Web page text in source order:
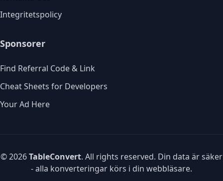
Integritetspolicy
Sponsorer
Find Referral Code & Link
Cheat Sheets for Developers
Your Ad Here
© 2026TableConvert. All rights reserved. Din data är säker
- alla konverteringar körs i din webbläsare.